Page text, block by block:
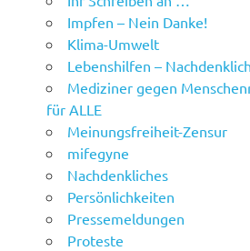
Impfen – Nein Danke!
Klima-Umwelt
Lebenshilfen –
Mediziner gegen
für ALLE
Meinungsfreiheit-Zensur
mifegyne
Nachdenkliches
Persönlichkeiten
Pressemeldungen
Proteste